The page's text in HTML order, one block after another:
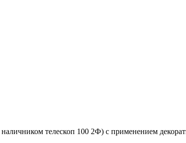
телескоп 100 2Ф) с применением